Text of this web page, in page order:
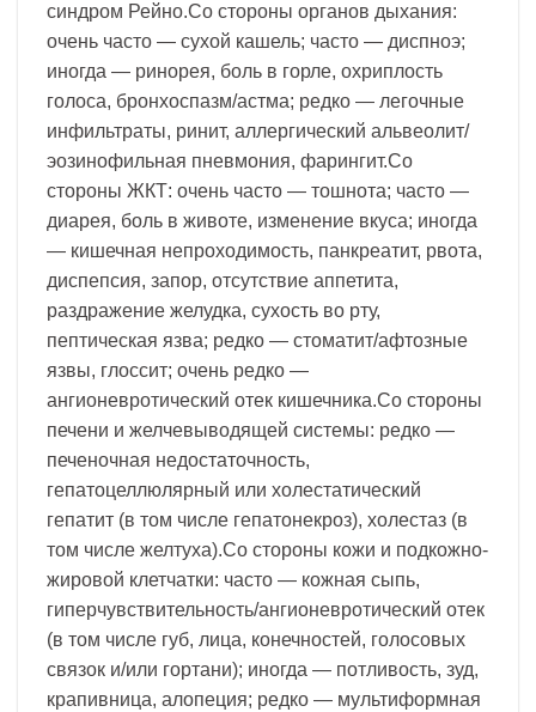
синдром Рейно.Со стороны органов дыхания:
очень часто — сухой кашель; часто — диспноэ;
иногда — ринорея, боль в горле, охриплость
голоса, бронхоспазм/астма; редко — легочные
инфильтраты, ринит, аллергический альвеолит/
эозинофильная пневмония, фарингит.Со
стороны ЖКТ: очень часто — тошнота; часто —
диарея, боль в животе, изменение вкуса; иногда
— кишечная непроходимость, панкреатит, рвота,
диспепсия, запор, отсутствие аппетита,
раздражение желудка, сухость во рту,
пептическая язва; редко — стоматит/афтозные
язвы, глоссит; очень редко —
ангионевротический отек кишечника.Со стороны
печени и желчевыводящей системы: редко —
печеночная недостаточность,
гепатоцеллюлярный или холестатический
гепатит (в том числе гепатонекроз), холестаз (в
том числе желтуха).Со стороны кожи и подкожно-
жировой клетчатки: часто — кожная сыпь,
гиперчувствительность/ангионевротический отек
(в том числе губ, лица, конечностей, голосовых
связок и/или гортани); иногда — потливость, зуд,
крапивница, алопеция; редко — мультиформная